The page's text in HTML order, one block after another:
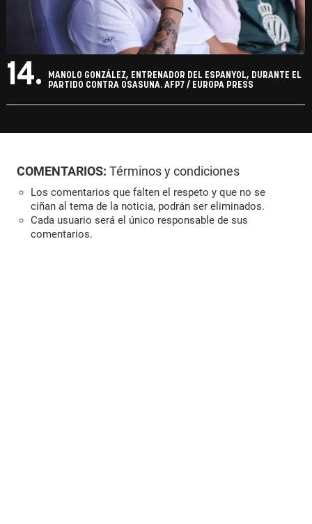
14.
MANOLO GONZÁLEZ, ENTRENADOR DEL ESPANYOL, DURANTE EL
PARTIDO CONTRA OSASUNA. AFP7 / EUROPA PRESS
COMENTARIOS: Términos y condiciones
Los comentarios que falten el respeto y que no se
ciñan al tema de la noticia, podrán ser eliminados.
Cada usuario será el único responsable de sus
comentarios.